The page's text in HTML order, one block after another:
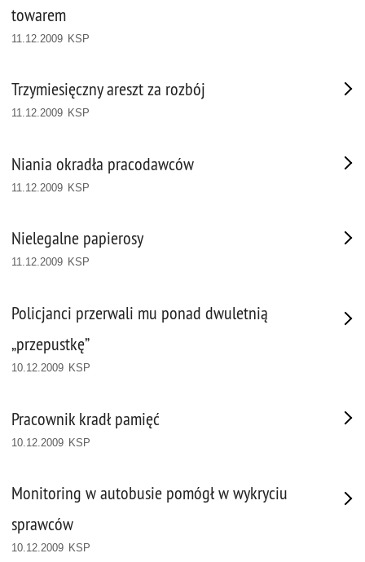
towarem
11.12.2009 KSP
Trzymiesięczny areszt za rozbój
11.12.2009 KSP
Niania okradła pracodawców
11.12.2009 KSP
Nielegalne papierosy
11.12.2009 KSP
Policjanci przerwali mu ponad dwuletnią
„przepustkę”
10.12.2009 KSP
Pracownik kradł pamięć
10.12.2009 KSP
Monitoring w autobusie pomógł w wykryciu
sprawców
10.12.2009 KSP